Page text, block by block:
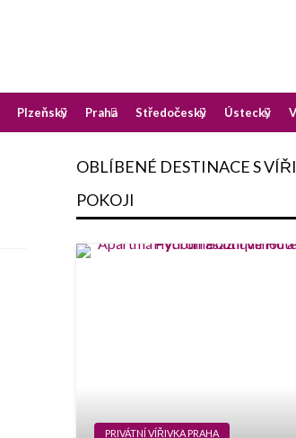
Plzeňský Praha Středočeský Ústecký
OBLÍBENÉ DESTINACE S
POKOJI
PRIVÁTNÍ VÍŘIVKA PRAHA